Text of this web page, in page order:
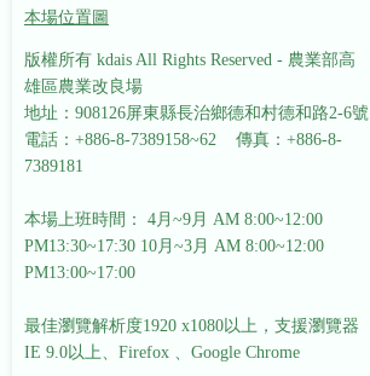
本場位置圖
版權所有 kdais All Rights Reserved - 農業部高
雄區農業改良場
地址：908126屏東縣長治鄉德和村德和路2-6號
電話：+886-8-7389158~62 傳真：+886-8-
7389181
本場上班時間： 4月~9月 AM 8:00~12:00
PM13:30~17:30 10月~3月 AM 8:00~12:00
PM13:00~17:00
最佳瀏覽解析度1920 x1080以上，支援瀏覽器
IE 9.0以上、Firefox 、Google Chrome